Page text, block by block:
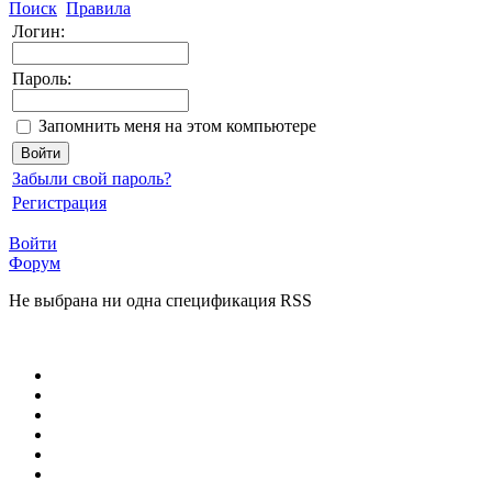
Поиск Правила
Логин:
Пароль:
Запомнить меня на этом компьютере
Забыли свой пароль?
Регистрация
Войти
Форум
Не выбрана ни одна спецификация RSS